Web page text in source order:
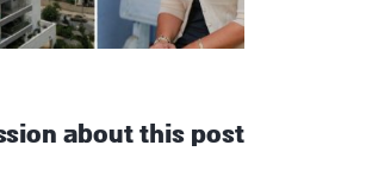
about this post